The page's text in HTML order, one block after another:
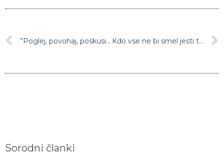
”Poglej, povohaj, poskusi!” Zakaj bi zavrgli hrano samo zaradi pretečenega datuma na embalaži? Kdo vse ne bi smel jesti tatarskega biftka?
Sorodni članki